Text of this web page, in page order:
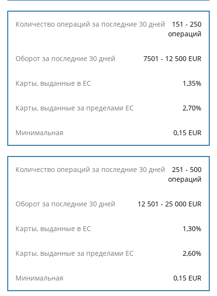
151 - 250
операций
7501 - 12 500 EUR
1,35%
2,70%
0,15 EUR
251 - 500
операций
12 501 - 25 000 EUR
1,30%
2,60%
0,15 EUR